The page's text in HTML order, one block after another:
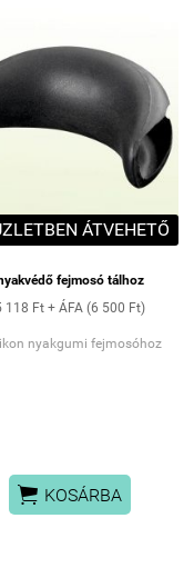
ÁTVEHETŐ
fejmosó tálhoz
118 Ft + ÁFA (6 500 Ft)
nyakgumi fejmosóhoz
 KOSÁRBA